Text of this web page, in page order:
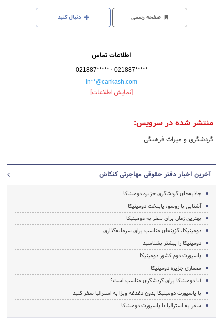
صفحه رسمی دنبال کنید
اطلاعات تماس
021887***** - 021887*****
in**@cankash.com
[نمایش اطلاعات]
منتشر شده در سرویس:
گردشگری و میراث فرهنگی
آخرین اخبار دفتر حقوقی مهاجرتی کنکاش
جاذبه‌های گردشگری جزیره دومینیکا
آشنایی با روسو، پایتخت دومینیکا
بهترین زمان برای سفر به دومینیکا
دومینیکا، گزینه‌ای مناسب برای سرمایه‌گذاری
دومینیکا را بیشتر بشناسید
پاسپورت دوم کشور دومینیکا
معماری جزیره دومینیکا
آیا دومینیکا برای گردشگری مناسب است؟
با پاسپورت دومینیکا بدون دغدغه ویزا به استرالیا سفر کنید
سفر به استرالیا با پاسپورت دومینیکا